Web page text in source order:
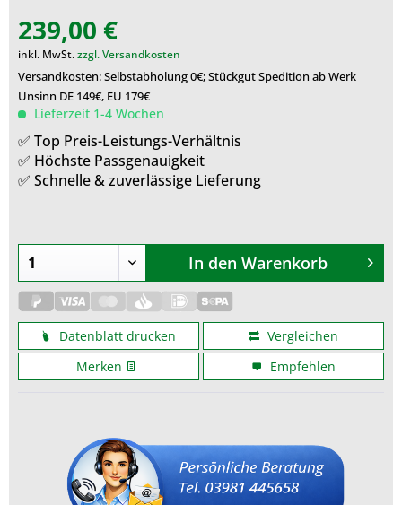
239,00 €
inkl. MwSt.zzgl. Versandkosten
Versandkosten: Selbstabholung 0€; Stückgut Spedition ab Werk
Unsinn DE 149€, EU 179€
Lieferzeit 1-4 Wochen
✅ Top Preis-Leistungs-Verhältnis
✅ Höchste Passgenauigkeit
✅ Schnelle & zuverlässige Lieferung
In den Warenkorb
Datenblatt drucken
Vergleichen
Merken
Empfehlen